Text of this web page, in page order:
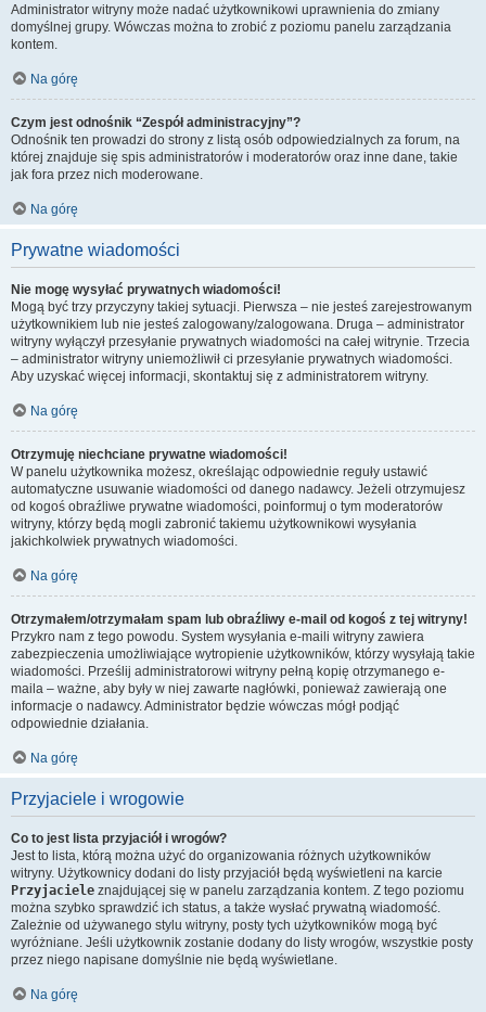
Administrator witryny może nadać użytkownikowi uprawnienia do zmiany
domyślnej grupy. Wówczas można to zrobić z poziomu panelu zarządzania
kontem.
Na górę
Czym jest odnośnik “Zespół administracyjny”?
Odnośnik ten prowadzi do strony z listą osób odpowiedzialnych za forum, na
której znajduje się spis administratorów i moderatorów oraz inne dane, takie
jak fora przez nich moderowane.
Na górę
Prywatne wiadomości
Nie mogę wysyłać prywatnych wiadomości!
Mogą być trzy przyczyny takiej sytuacji. Pierwsza – nie jesteś zarejestrowanym
użytkownikiem lub nie jesteś zalogowany/zalogowana. Druga – administrator
witryny wyłączył przesyłanie prywatnych wiadomości na całej witrynie. Trzecia
– administrator witryny uniemożliwił ci przesyłanie prywatnych wiadomości.
Aby uzyskać więcej informacji, skontaktuj się z administratorem witryny.
Na górę
Otrzymuję niechciane prywatne wiadomości!
W panelu użytkownika możesz, określając odpowiednie reguły ustawić
automatyczne usuwanie wiadomości od danego nadawcy. Jeżeli otrzymujesz
od kogoś obraźliwe prywatne wiadomości, poinformuj o tym moderatorów
witryny, którzy będą mogli zabronić takiemu użytkownikowi wysyłania
jakichkolwiek prywatnych wiadomości.
Na górę
Otrzymałem/otrzymałam spam lub obraźliwy e-mail od kogoś z tej witryny!
Przykro nam z tego powodu. System wysyłania e-maili witryny zawiera
zabezpieczenia umożliwiające wytropienie użytkowników, którzy wysyłają takie
wiadomości. Prześlij administratorowi witryny pełną kopię otrzymanego e-
maila – ważne, aby były w niej zawarte nagłówki, ponieważ zawierają one
informacje o nadawcy. Administrator będzie wówczas mógł podjąć
odpowiednie działania.
Na górę
Przyjaciele i wrogowie
Co to jest lista przyjaciół i wrogów?
Jest to lista, którą można użyć do organizowania różnych użytkowników
witryny. Użytkownicy dodani do listy przyjaciół będą wyświetleni na karcie
Przyjaciele znajdującej się w panelu zarządzania kontem. Z tego poziomu
można szybko sprawdzić ich status, a także wysłać prywatną wiadomość.
Zależnie od używanego stylu witryny, posty tych użytkowników mogą być
wyróżniane. Jeśli użytkownik zostanie dodany do listy wrogów, wszystkie posty
przez niego napisane domyślnie nie będą wyświetlane.
Na górę